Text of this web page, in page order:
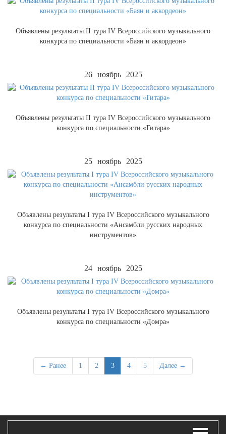
Объявлены результаты II тура IV Всероссийского музыкального
конкурса по специальности «Баян и аккордеон»
26 ноябрь 2025
Объявлены результаты II тура IV Всероссийского музыкального
конкурса по специальности «Гитара»
25 ноябрь 2025
Объявлены результаты I тура IV Всероссийского музыкального
конкурса по специальности «Ансамбли русских народных
инструментов»
24 ноябрь 2025
Объявлены результаты I тура IV Всероссийского музыкального
конкурса по специальности «Домра»
← Ранее 1 2 3 4 5 Далее →